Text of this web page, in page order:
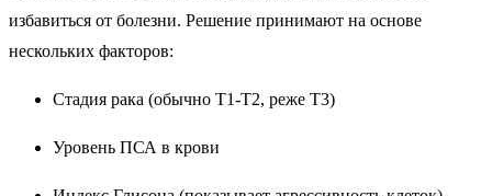
избавиться от болезни. Решение принимают на основе
нескольких факторов:
Стадия рака (обычно T1-T2, реже T3)
Уровень ПСА в крови